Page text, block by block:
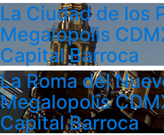
La Ciudad de los
Megalopolis
Capital Barroca
La Roma del
Megalopolis
Capital Barroca